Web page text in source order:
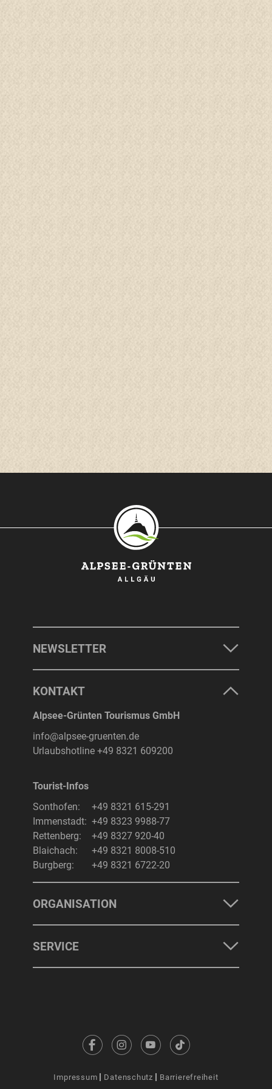
NEWSLETTER
KONTAKT
Alpsee-Grünten Tourismus GmbH
info@alpsee-gruenten.de
Urlaubshotline +49 8321 609200
Tourist-Infos
Sonthofen:
+49 8321 615-291
Immenstadt: +49 8323 9988-77
Rettenberg:
+49 8327 920-40
Blaichach:
+49 8321 8008-510
Burgberg:
+49 8321 6722-20
ORGANISATION
SERVICE
Impressum Datenschutz Barrierefreiheit